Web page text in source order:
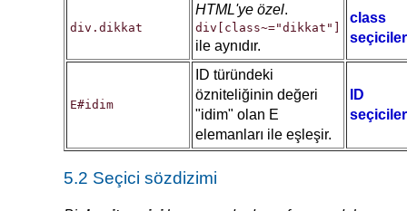
div.dikkat
HTML'ye özel.
div[class~="dikkat"]
ile aynıdır.
class
E#idim
ID türündeki
özniteliğinin değeri
"idim" olan E
elemanları ile eşleşir.
ID
seçiciler
5.2 Seçici sözdizimi